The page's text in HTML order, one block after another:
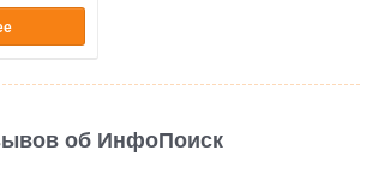
об ИнфоПоиск